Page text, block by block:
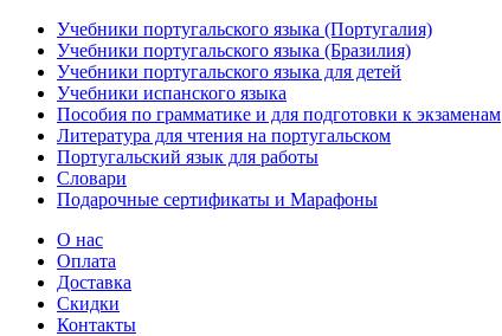
Учебники португальского языка (Португалия)
Учебники португальского языка (Бразилия)
Учебники португальского языка для детей
Учебники испанского языка
Пособия по грамматике и для подготовки к экзаменам
Литература для чтения на португальском
Португальский язык для работы
Словари
Подарочные сертификаты и Марафоны
О нас
Оплата
Доставка
Скидки
Контакты